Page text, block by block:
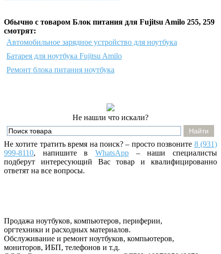
Обычно с товаром Блок питания для Fujitsu Amilo 255, 259
смотрят:
Автомобильное зарядное устройство для ноутбука
Батарея для ноутбука Fujitsu Amilo
Ремонт блока питания ноутбука
Не нашли что искали?
Не хотите тратить время на поиск? – просто позвоните 8 (931)
999-8110, напишитевWhatsApp – наши специалисты
подберут интересующий Вас товар и квалифицированно
ответят на все вопросы.
Продажа ноутбуков, компьютеров, периферии,
оргтехники и расходных материалов.
Обслуживание и ремонт ноутбуков, компьютеров,
мониторов, ИБП, телефонов и т.д.